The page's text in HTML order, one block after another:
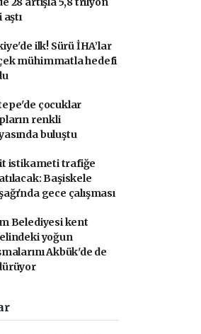
aştı
ilk! Sürü İHA’lar
mühimmatla hedefi
çocuklar
renkli
buluştu
istikameti trafiğe
Başiskele
gece çalışması
Belediyesi kent
yoğun
Akbük'de de